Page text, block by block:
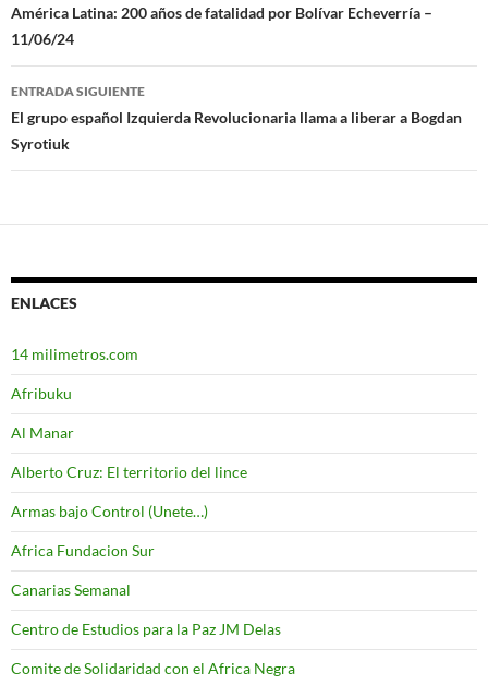
Navegación
de
entradas
América Latina: 200 años de fatalidad por Bolívar Echeverría –
11/06/24
ENTRADA SIGUIENTE
El grupo español Izquierda Revolucionaria llama a liberar a Bogdan
Syrotiuk
ENLACES
14 milimetros.com
Afribuku
Al Manar
Alberto Cruz: El territorio del lince
Armas bajo Control (Unete…)
Africa Fundacion Sur
Canarias Semanal
Centro de Estudios para la Paz JM Delas
Comite de Solidaridad con el Africa Negra